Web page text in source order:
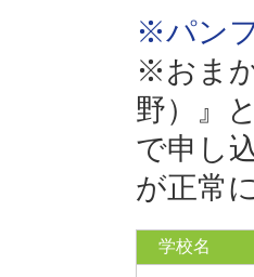
※パン
※おま
野）』
で申し
が正常
学校名